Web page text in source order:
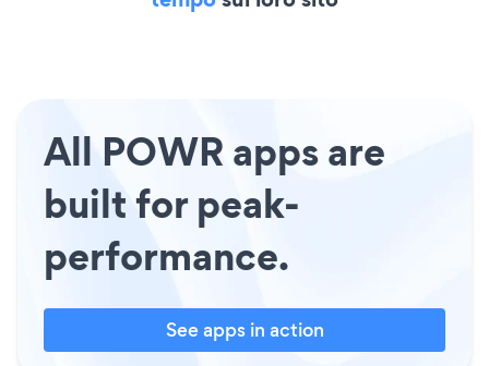
All POWR apps are
built for peak-
performance.
See apps in action